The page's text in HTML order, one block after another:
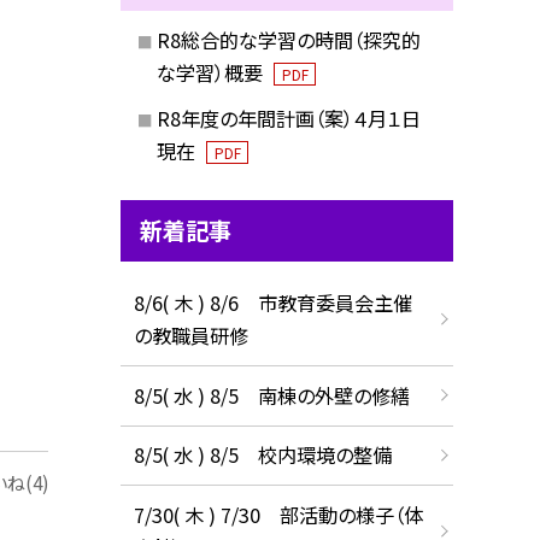
ね(4)
R8総合的な学習の時間（探究的
な学習）概要
PDF
R8年度の年間計画（案）４月１日
現在
PDF
新着記事
8/6( 木 ) 8/6 市教育委員会主催
の教職員研修
8/5( 水 ) 8/5 南棟の外壁の修繕
8/5( 水 ) 8/5 校内環境の整備
7/30( 木 ) 7/30 部活動の様子（体